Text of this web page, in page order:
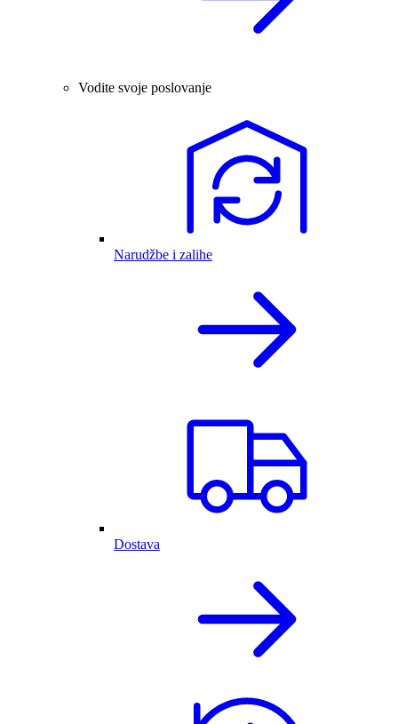
Vodite svoje poslovanje
Narudžbe i zalihe
Dostava